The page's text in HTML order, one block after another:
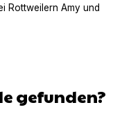
Rottweilern Amy und
gefunden?